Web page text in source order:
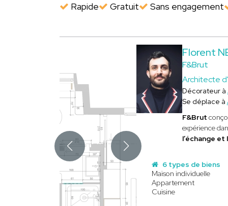
Rapide
Gratuit Sans engagement
Florent
F&Brut
Architecte
Décorateur à
Se déplace à
F&Brut
expérience
l’échange
6 types de biens
Maison individuelle
Appartement
Cuisine